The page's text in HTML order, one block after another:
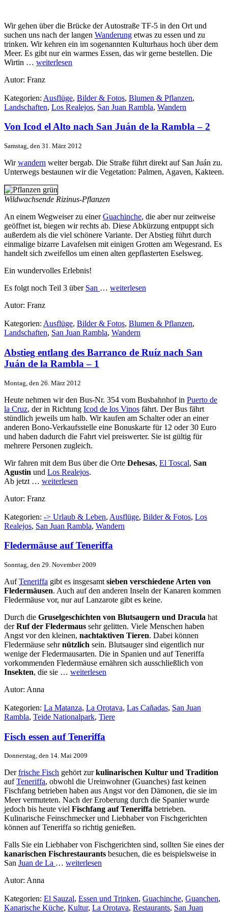
Wir gehen über die Brücke der Autostraße TF-5 in den Ort und
suchen uns nach der langen Wanderung etwas zu essen und zu
trinken. Wir kehren ein im sogenannten Kulturhaus hoch über dem
Meer. Es gibt nur ein warmes Essen, das wir gerne bestellen. Die
Wirtin … weiterlesen
Autor: Franz
Kategorien: Ausflüge, Bilder & Fotos, Blumen & Pflanzen,
Landschaften, Los Realejos, San Juan Rambla, Wandern
Von Icod el Alto nach San Juán de la Rambla – 2
Samstag, den 31. März 2012
Wirwandern weiter bergab. Die Straße führt direkt auf San Juán zu.
Unterwegs bestaunen wir die Vegetation: Palmen, Agaven, Kakteen.
Wildwachsende Rizinus-Pflanzen
An einem Wegweiser zu einerGuachinche, die aber nur zeitweise
geöffnet ist, biegen wir rechts ab. Diese Abkürzung entpuppt sich
außerdem als die viel schönere Variante. Der Abstieg führt durch
einmalige bizarre Lavafelsen mit einigen Grotten am Wegesrand. Es
handelt sich zweifellos um einen alten gepflasterten Eselsweg.
Ein wundervolles Erlebnis!
Es folgt noch Teil 3 über San … weiterlesen
Autor: Franz
Kategorien: Ausflüge, Bilder & Fotos, Blumen & Pflanzen,
Landschaften, San Juan Rambla, Wandern
Abstieg entlang des Barranco de Ruí­z nach San
Juán de la Rambla – 1
Montag, den 26. März 2012
Heute nehmen wir den Bus-Nr. 354 vom Busbahnhof in Puerto de
la Cruz, der in Richtung Icod de los Vinos fährt. Der Bus fährt
stündlich jeweils um halb. Wir kaufen am Schalter oder an einer
anderen Bono-Verkaufsstelle eine Bonuskarte für 12 oder 30 Euro
und haben dadurch die Fahrt viel preiswerter. Sie ist gültig für
mehrere Personen zugleich.
Wir fahren mit dem Bus über die Orte Dehesas, El Toscal, San
Agustin und Los Realejos.
Ab jetzt … weiterlesen
Autor: Franz
Kategorien: -> Urlaub & Leben, Ausflüge, Bilder & Fotos, Los
Realejos, San Juan Rambla, Wandern
Fledermäuse auf Teneriffa
Sonntag, den 29. November 2009
AufTeneriffa gibt es insgesamt sieben verschiedene Arten von
Fledermäusen. Auch auf den anderen Inseln der Kanaren kommen
Fledermäuse vor, nur auf Lanzarote gibt es keine.
Durch die Gruselgeschichten von Blutsaugern und Dracula hat
derRuf der Fledermaus sehr gelitten. Viele Menschen haben
Angst vor den kleinen, nachtaktiven Tieren. Dabei können
Fledermäuse sehrnützlich sein. Blutsauger sind eigentlich nur
wenige der Fledermausarten. Die in Spanien und auf Teneriffa
vorkommenden Fledermäuse ernähren sich ausschließlich von
Insekten, die sie … weiterlesen
Autor: Anna
Kategorien: La Matanza, La Orotava, Las Cañadas, San Juan
Rambla, Teide Nationalpark, Tiere
Fisch essen auf Teneriffa
Donnerstag, den 14. Mai 2009
Derfrische Fisch gehört zurkulinarischen Kultur und Tradition
aufTeneriffa, obwohl die Ureinwohner (Guanches) fast keinen
Fischfang betrieben haben aus Angst vor den Dämonen, die sie im
Meer vermuteten. Nach der Eroberung durch die Spanier wurde
jedoch bis heute viel Fischfang auf Teneriffa betrieben.
Kulinarische Feinschmecker und Liebhaber von Fischgerichten
können auf Teneriffa so richtig genießen.
Falls Sie ein Liebhaber von Fischgerichten sind, sollten Sie eines der
kanarischen Fischrestaurants besuchen, die es beispielsweise in
San Juan de La … weiterlesen
Autor: Anna
Kategorien: El Sauzal, Essen und Trinken, Guachinche, Guanchen,
Kanarische Küche, Kultur, La Orotava, Restaurants, San Juan